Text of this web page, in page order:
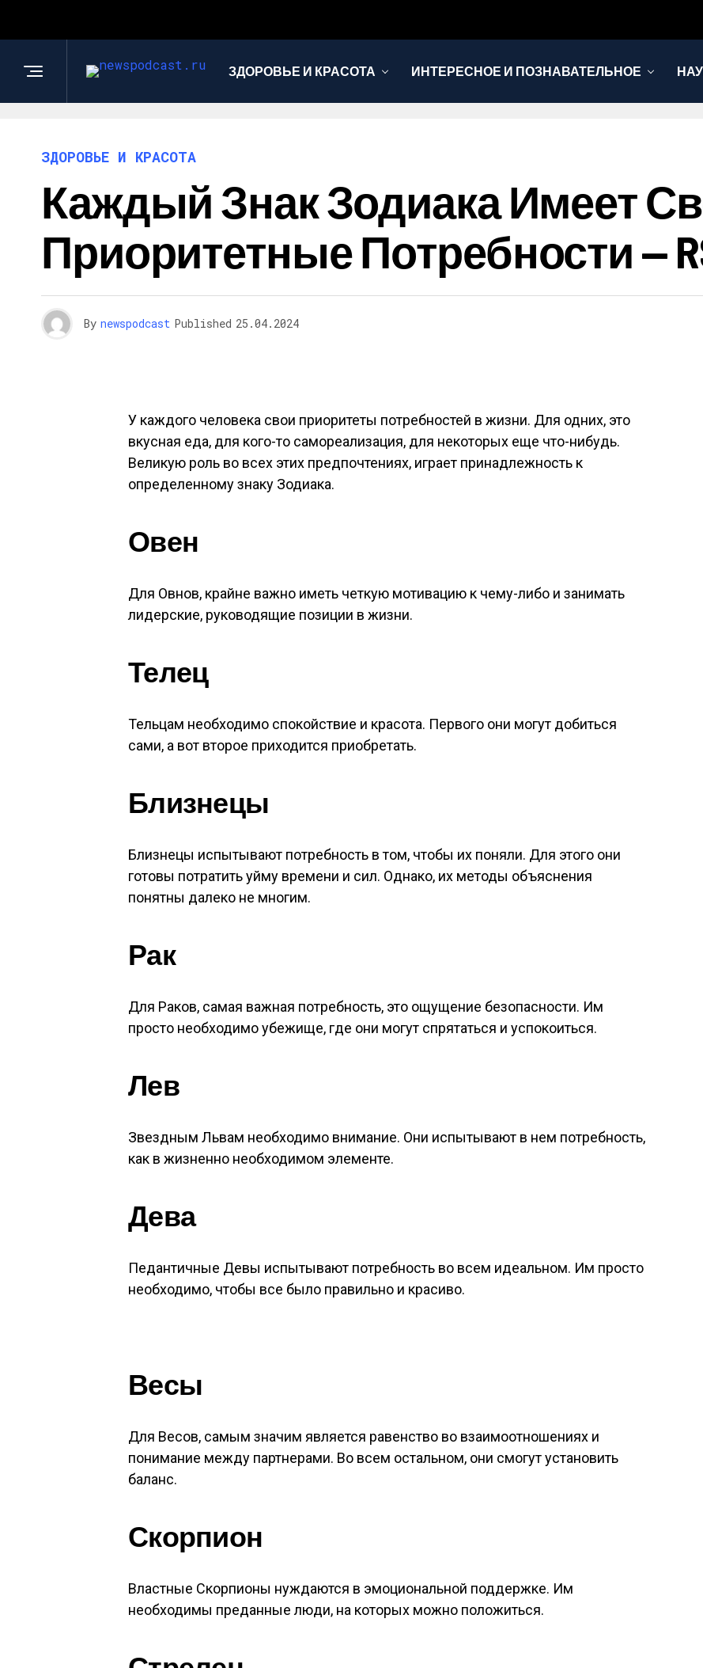
ЗДОРОВЬЕ И КРАСОТА ИНТЕРЕСНОЕ И ПОЗНАВАТЕЛЬНОЕ
ЗДОРОВЬЕ И КРАСОТА
Каждый Знак Зодиака Имеет
Приоритетные Потребности —
By newspodcast Published 25.04.2024
У каждого человека свои приоритеты потребностей в жизни. Для одних, это
вкусная еда, для кого-то самореализация, для некоторых еще что-нибудь.
Великую роль во всех этих предпочтениях, играет принадлежность к
определенному знаку Зодиака.
Овен
Для Овнов, крайне важно иметь четкую мотивацию к чему-либо и занимать
лидерские, руководящие позиции в жизни.
Телец
Тельцам необходимо спокойствие и красота. Первого они могут добиться
сами, а вот второе приходится приобретать.
Близнецы
Близнецы испытывают потребность в том, чтобы их поняли. Для этого они
готовы потратить уйму времени и сил. Однако, их методы объяснения
понятны далеко не многим.
Рак
Для Раков, самая важная потребность, это ощущение безопасности. Им
просто необходимо убежище, где они могут спрятаться и успокоиться.
Лев
Звездным Львам необходимо внимание. Они испытывают в нем потребность,
как в жизненно необходимом элементе.
Дева
Педантичные Девы испытывают потребность во всем идеальном. Им просто
необходимо, чтобы все было правильно и красиво.
Весы
Для Весов, самым значим является равенство во взаимоотношениях и
понимание между партнерами. Во всем остальном, они смогут установить
баланс.
Скорпион
Властные Скорпионы нуждаются в эмоциональной поддержке. Им
необходимы преданные люди, на которых можно положиться.